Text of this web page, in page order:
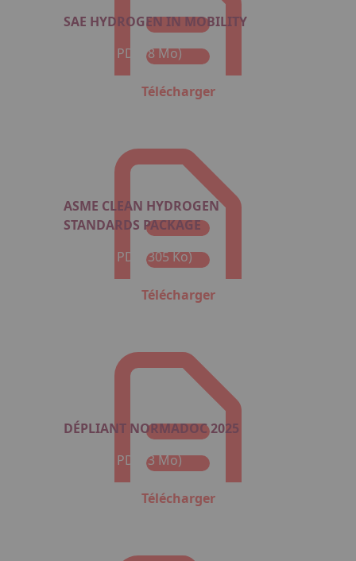
SAE HYDROGEN IN MOBILITY
Format : PDF (8 Mo)
Télécharger
ASME CLEAN HYDROGEN
STANDARDS PACKAGE
Format : PDF (305 Ko)
Télécharger
DÉPLIANT NORMADOC 2025
Format : PDF (3 Mo)
Télécharger